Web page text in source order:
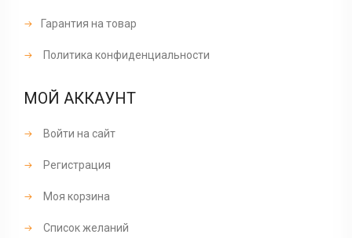
Гарантия на товар
Политика конфиденциальности
МОЙ АККАУНТ
Войти на сайт
Регистрация
Моя корзина
Список желаний